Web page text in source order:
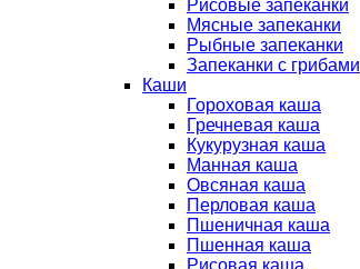
Рисовые запеканки
Мясные запеканки
Рыбные запеканки
Запеканки с грибами
Каши
Гороховая каша
Гречневая каша
Кукурузная каша
Манная каша
Овсяная каша
Перловая каша
Пшеничная каша
Пшенная каша
Рисовая каша